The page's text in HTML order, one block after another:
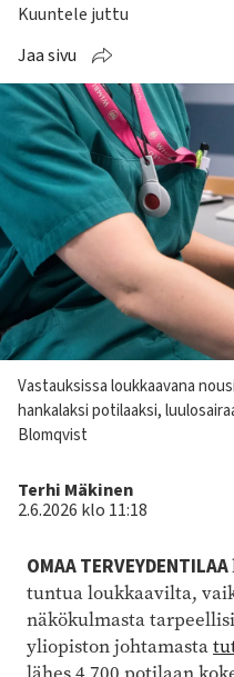
Kuuntele juttu
Jaa sivu
Kuvateksti
Vastauksissa loukkaavana
hankalaksi potilaaksi,
Blomqvist
Kirjoittaja
Terhi Mäkinen
2.6.2026 klo 11:18
OMAA TERVEYDENTILAA
tuntua loukkaavilta,
näkökulmasta
yliopiston johtamasta